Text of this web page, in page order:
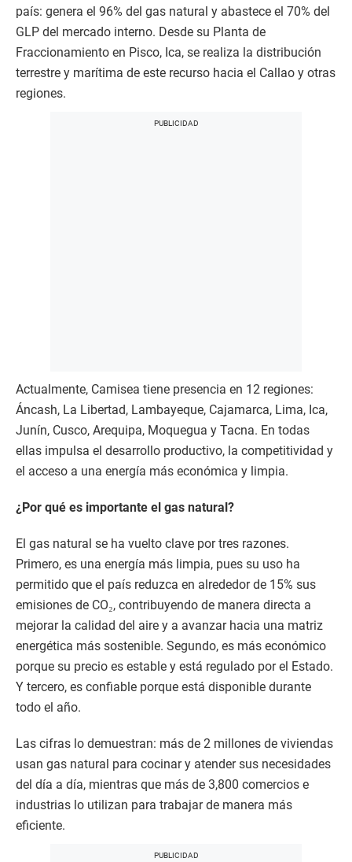
país: genera el 96% del gas natural y abastece el 70% del
GLP del mercado interno. Desde su Planta de
Fraccionamiento en Pisco, Ica, se realiza la distribución
terrestre y marítima de este recurso hacia el Callao y otras
regiones.
Actualmente, Camisea tiene presencia en 12 regiones:
Áncash, La Libertad, Lambayeque, Cajamarca, Lima, Ica,
Junín, Cusco, Arequipa, Moquegua y Tacna. En todas
ellas impulsa el desarrollo productivo, la competitividad y
el acceso a una energía más económica y limpia.
¿Por qué es importante el gas natural?
El gas natural se ha vuelto clave por tres razones.
Primero, es una energía más limpia, pues su uso ha
permitido que el país reduzca en alrededor de 15% sus
emisiones de CO₂, contribuyendo de manera directa a
mejorar la calidad del aire y a avanzar hacia una matriz
energética más sostenible. Segundo, es más económico
porque su precio es estable y está regulado por el Estado.
Y tercero, es confiable porque está disponible durante
todo el año.
Las cifras lo demuestran: más de 2 millones de viviendas
usan gas natural para cocinar y atender sus necesidades
del día a día, mientras que más de 3,800 comercios e
industrias lo utilizan para trabajar de manera más
eficiente.